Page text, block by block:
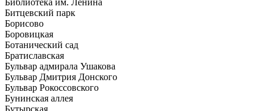
Библиотека им. Ленина
Битцевский парк
Борисово
Боровицкая
Ботанический сад
Братиславская
Бульвар адмирала Ушакова
Бульвар Дмитрия Донского
Бульвар Рокоссовского
Бунинская аллея
Бутырская